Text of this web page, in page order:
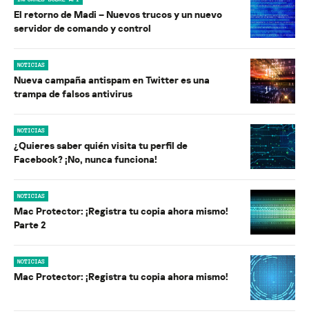
El retorno de Madi – Nuevos trucos y un nuevo
servidor de comando y control
NOTICIAS
Nueva campaña antispam en Twitter es una
trampa de falsos antivirus
NOTICIAS
¿Quieres saber quién visita tu perfil de
Facebook? ¡No, nunca funciona!
NOTICIAS
Mac Protector: ¡Registra tu copia ahora mismo!
Parte 2
NOTICIAS
Mac Protector: ¡Registra tu copia ahora mismo!